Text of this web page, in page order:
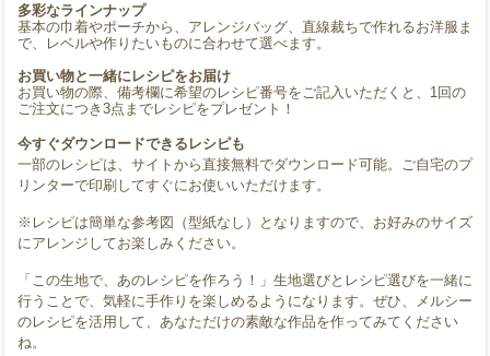
多彩なラインナップ
基本の巾着やポーチから、アレンジバッグ、直線裁ちで作れるお洋服ま
で、レベルや作りたいものに合わせて選べます。
お買い物と一緒にレシピをお届け
お買い物の際、備考欄に希望のレシピ番号をご記入いただくと、1回の
ご注文につき3点までレシピをプレゼント！
今すぐダウンロードできるレシピも
一部のレシピは、サイトから直接無料でダウンロード可能。ご自宅のプ
リンターで印刷してすぐにお使いいただけます。
※レシピは簡単な参考図（型紙なし）となりますので、お好みのサイズ
にアレンジしてお楽しみください。
「この生地で、あのレシピを作ろう！」生地選びとレシピ選びを一緒に
行うことで、気軽に手作りを楽しめるようになります。ぜひ、メルシー
のレシピを活用して、あなただけの素敵な作品を作ってみてください
ね。